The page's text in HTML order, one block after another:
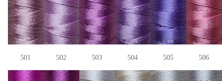
501 502 503 504 505 506